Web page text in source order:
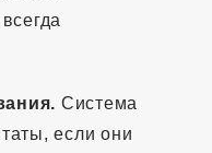
Система
если они